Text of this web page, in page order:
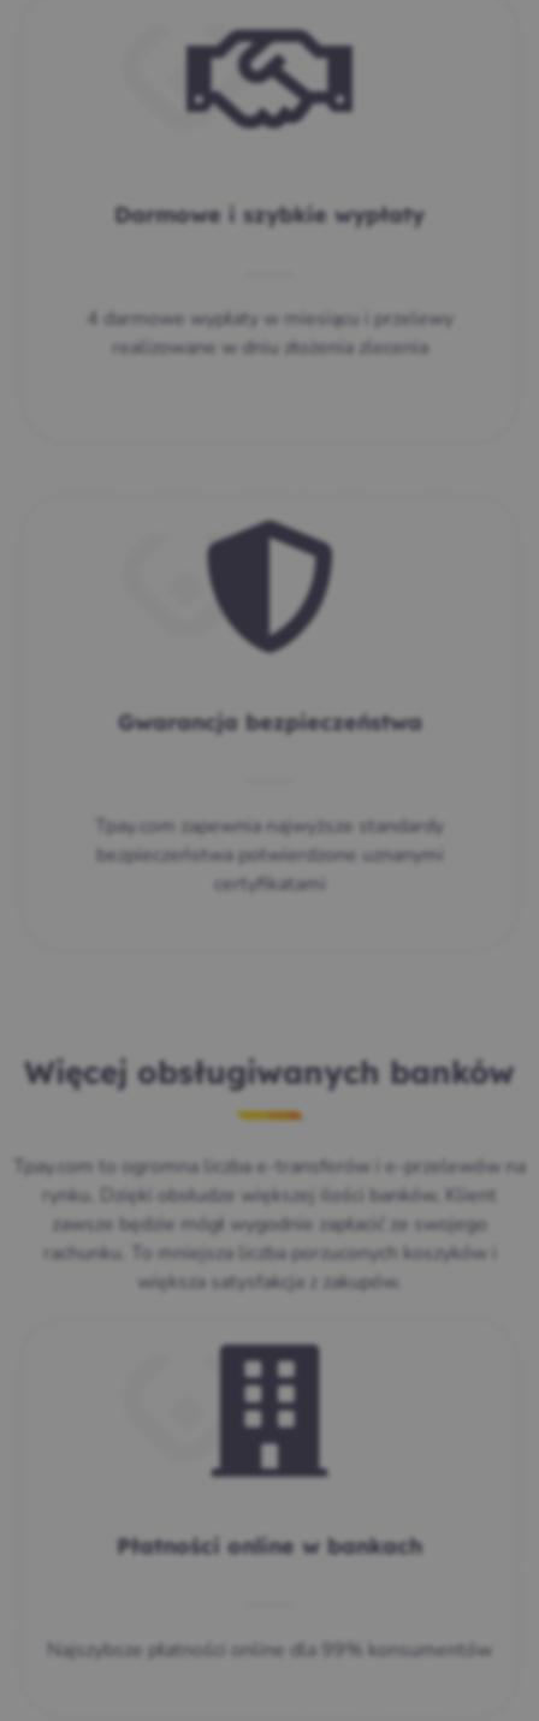
Darmowe i szybkie wypłaty
4 darmowe wypłaty w miesiącu i przelewy
realizowane w dniu złożenia zlecenia
Gwarancja bezpieczeństwa
Tpay.com zapewnia najwyższe standardy
bezpieczeństwa potwierdzone uznanymi
certyfikatami
Więcej obsługiwanych banków
Tpay.com to ogromna liczba e-transferów i e-przelewów na
rynku. Dzięki obsłudze większej ilości banków, Klient
zawsze będzie mógł wygodnie zapłacić ze swojego
rachunku. To mniejsza liczba porzuconych koszyków i
większa satysfakcja z zakupów.
Płatności online w bankach
Najszybsze płatności online dla 99% konsumentów